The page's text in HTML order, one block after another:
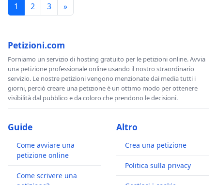
1 2 3 »
Petizioni.com
Forniamo un servizio di hosting gratuito per le petizioni online. Avvia
una petizione professionale online usando il nostro straordinario
servizio. Le nostre petizioni vengono menzionate dai media tutti i
giorni, perciò creare una petizione è un ottimo modo per ottenere
visibilità dal pubblico e da coloro che prendono le decisioni.
Guide
Come avviare una
petizione online
Come scrivere una
Altro
Crea una petizione
Politica sulla privacy